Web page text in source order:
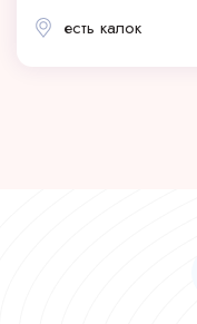
есть калок